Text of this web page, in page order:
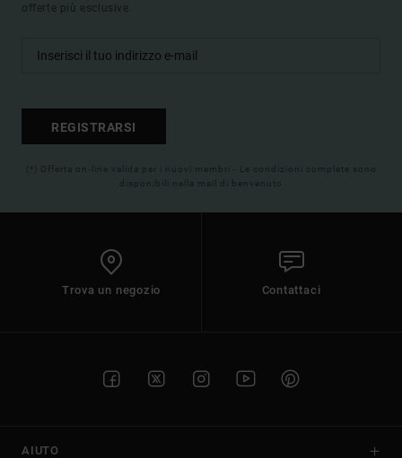
offerte più esclusive.
REGISTRARSI
(*) Offerta on-line valida per i nuovi membri - Le condizioni complete sono
disponibili nella mail di benvenuto
Trova un negozio Contattaci
AIUTO